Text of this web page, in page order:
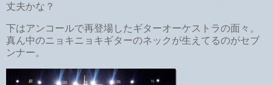
丈夫かな？
下はアンコールで再登場したギターオーケストラの面々。
真ん中のニョキニョキギターのネックが生えてるのがセブ
ンナー。